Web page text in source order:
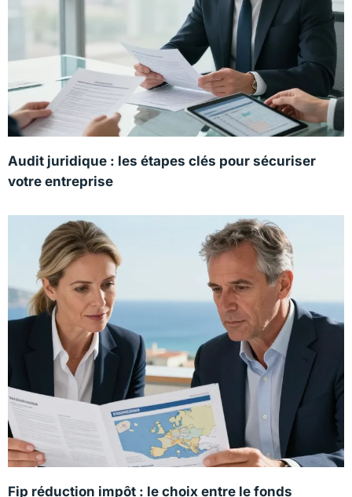
Audit juridique : les étapes clés pour sécuriser
votre entreprise
Fip réduction impôt : le choix entre le fonds